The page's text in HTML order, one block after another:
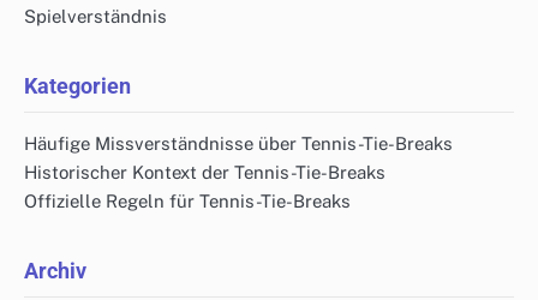
Spielverständnis
Kategorien
Häufige Missverständnisse über Tennis-Tie-Breaks
Historischer Kontext der Tennis-Tie-Breaks
Offizielle Regeln für Tennis-Tie-Breaks
Archiv